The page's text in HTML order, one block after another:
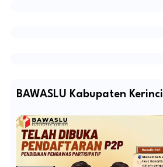
BAWASLU Kabupaten Kerinci